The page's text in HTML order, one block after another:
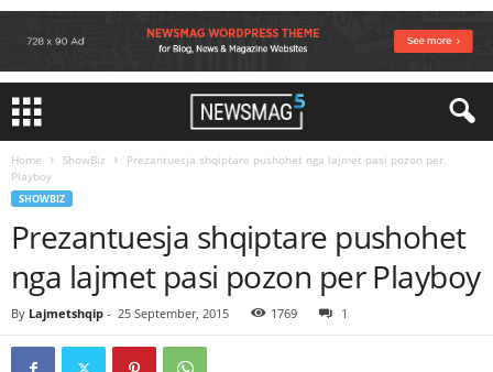
Home ShowBiz
Prezantuesja shqiptare pushohet nga lajmet pasi pozon per
Playboy
SHOWBIZ
Prezantuesja shqiptare pushohet
nga lajmet pasi pozon per Playboy
By Lajmetshqip - 25 September, 2015 1769 1